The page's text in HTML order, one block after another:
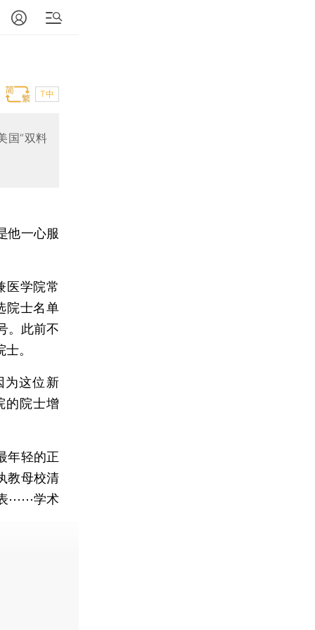
T中
国“双料
他一心服
学院常
院士名单
。此前不
。
这位新
的院士增
年轻的正
教母校清
表⋯⋯学术